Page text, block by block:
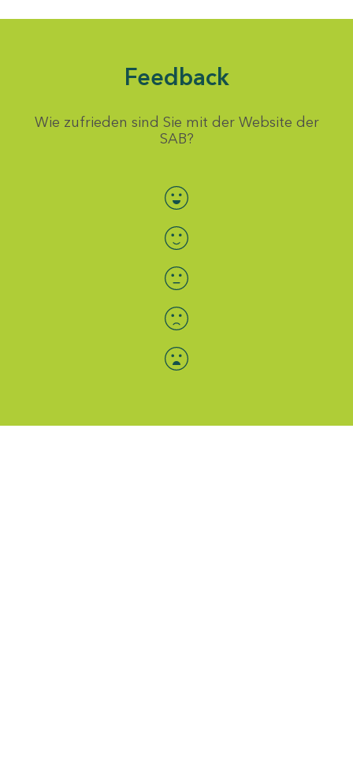
Feedback
Wie zufrieden sind Sie mit der Website der
SAB?
Bewertung auswählen